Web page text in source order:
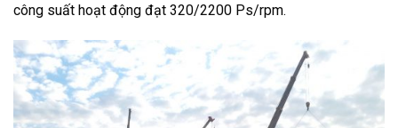
công suất hoạt động đạt 320/2200 Ps/rpm.